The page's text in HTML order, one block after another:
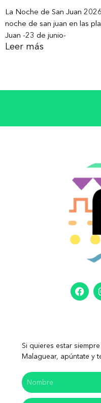
La Noche de San Juan
noche de san juan en las
Juan -23 de junio-
Leer más
Si quieres estar
Malaguear, apúntate y